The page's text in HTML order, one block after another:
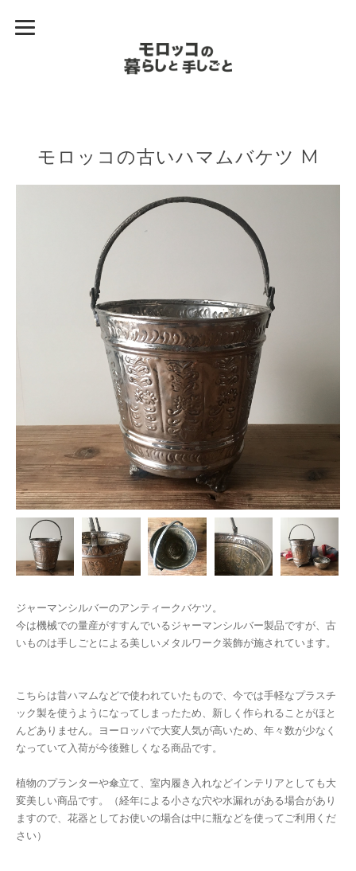
モロッコの古いハマムバケツ M
ジャーマンシルバーのアンティークバケツ。
今は機械での量産がすすんでいるジャーマンシルバー製品ですが、古
いものは手しごとによる美しいメタルワーク装飾が施されています。
こちらは昔ハマムなどで使われていたもので、今では手軽なプラスチ
ック製を使うようになってしまったため、新しく作られることがほと
んどありません。ヨーロッパで大変人気が高いため、年々数が少なく
なっていて入荷が今後難しくなる商品です。
植物のプランターや傘立て、室内履き入れなどインテリアとしても大
変美しい商品です。（経年による小さな穴や水漏れがある場合があり
ますので、花器としてお使いの場合は中に瓶などを使ってご利用くだ
さい）